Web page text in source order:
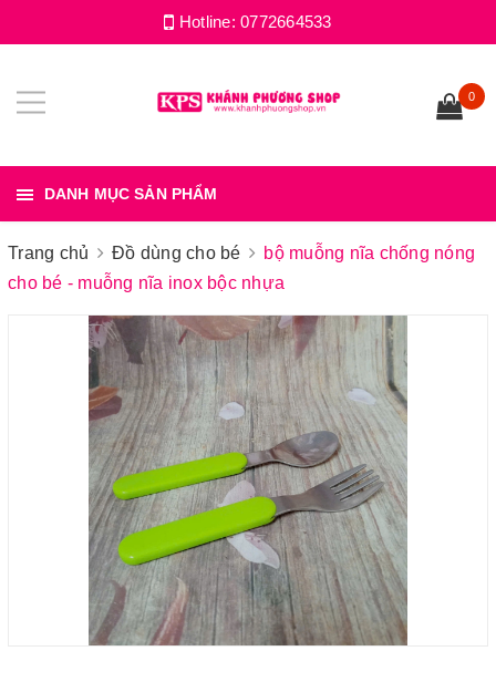
Hotline:0772664533
0
DANH MỤC SẢN PHẨM
Trang chủ Đồ dùng cho bé
bộ muỗng nĩa chống nóng
cho bé - muỗng nĩa inox bộc nhựa